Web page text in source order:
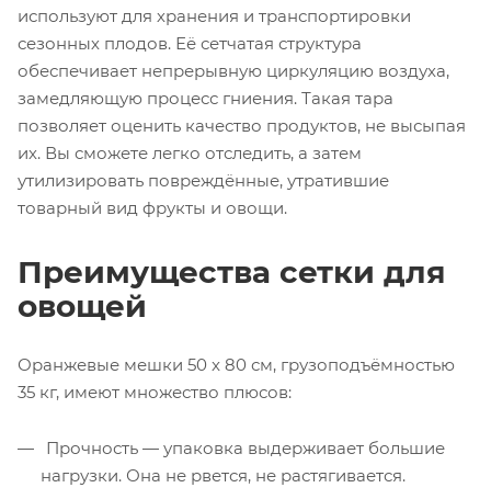
используют для хранения и транспортировки
сезонных плодов. Её сетчатая структура
обеспечивает непрерывную циркуляцию воздуха,
замедляющую процесс гниения. Такая тара
позволяет оценить качество продуктов, не высыпая
их. Вы сможете легко отследить, а затем
утилизировать повреждённые, утратившие
товарный вид фрукты и овощи.
Преимущества сетки для
овощей
Оранжевые мешки 50 x 80 см, грузоподъёмностью
35 кг, имеют множество плюсов:
Прочность — упаковка выдерживает большие
нагрузки. Она не рвется, не растягивается.